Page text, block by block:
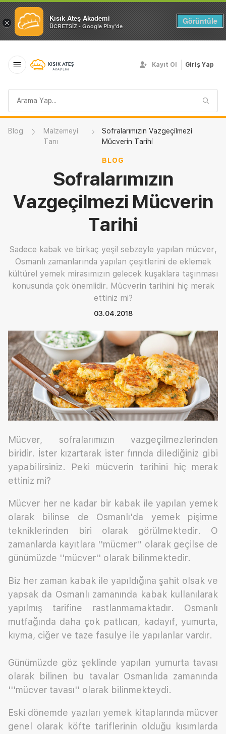
× Kısık Ateş Akademi
ÜCRETSİZ - Google Play'de
Görüntüle
sorgusu
Kayıt Ol Giriş Yap
Blog
Malzemeyi
Tanı
Sofralarımızın Vazgeçilmezi
Mücverin Tarihi
BLOG
Sofralarımızın
Vazgeçilmezi Mücverin
Tarihi
Sadece kabak ve birkaç yeşil sebzeyle yapılan mücver,
Osmanlı zamanlarında yapılan çeşitlerini de eklemek
kültürel yemek mirasımızın gelecek kuşaklara taşınması
konusunda çok önemlidir. Mücverin tarihini hiç merak
ettiniz mi?
03.04.2018
Mücver, sofralarımızın vazgeçilmezlerinden
biridir. İster kızartarak ister fırında dilediğiniz gibi
yapabilirsiniz. Peki mücverin tarihini hiç merak
ettiniz mi?
Mücver her ne kadar bir kabak ile yapılan yemek
olarak bilinse de Osmanlı'da yemek pişirme
tekniklerinden biri olarak görülmektedir. O
zamanlarda kayıtlara ''mücmer'' olarak geçilse de
günümüzde ''mücver'' olarak bilinmektedir.
Biz her zaman kabak ile yapıldığına şahit olsak ve
yapsak da Osmanlı zamanında kabak kullanılarak
yapılmış tarifine rastlanmamaktadır. Osmanlı
mutfağında daha çok patlıcan, kadayıf, yumurta,
kıyma, ciğer ve taze fasulye ile yapılanlar vardır.
Günümüzde göz şeklinde yapılan yumurta tavası
olarak bilinen bu tavalar Osmanlıda zamanında
'''mücver tavası'' olarak bilinmekteydi.
Eski dönemde yazıları yemek kitaplarında mücver
genel olarak köfte tariflerinin olduğu kısımlarda